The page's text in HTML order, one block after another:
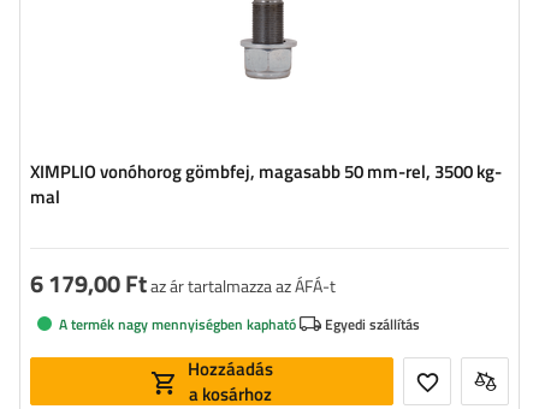
XIMPLIO vonóhorog gömbfej, magasabb 50 mm-rel, 3500 kg-
mal
6 179,00 Ftaz ár tartalmazza az ÁFÁ-t
A termék nagy mennyiségben kapható Egyedi szállítás
Hozzáadás
a kosárhoz